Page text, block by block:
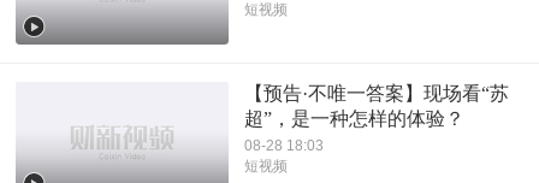
短视频
【预告·不唯一答案】现场看“苏
超”，是一种怎样的体验？
08-28 18:03
短视频